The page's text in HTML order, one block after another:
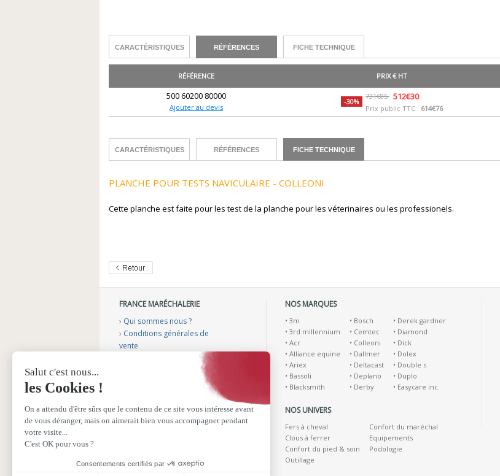
CARACTÉRISTIQUES RÉFÉRENCES FICHE TECHNIQUE
RÉFÉRENCE PRIX € HT
500 60200 80000
Ajouter au devis
-30%
731€85 512€30
Prix public TTC : 614€76
CARACTÉRISTIQUES RÉFÉRENCES FICHE TECHNIQUE
PLANCHE POUR TESTS NAVICULAIRE - COLLEONI
Cette planche est faite pour les test de la planche pour les véterinaires ou les professionels.
FRANCE MARÉCHALERIE
› Qui sommes nous ?
› Conditions générales de
vente
›Sélection aménagement
véhicule
NOS MARQUES
• 3m
• 3rd millennium
• Acr
• Alliance equine
• Ariex
• Bassoli
• Blacksmith
• Bosch
• Cemtec
• Colleoni
• Dallmer
• Deltacast
• Deplano
• Derby
• Derek gardner
• Diamond
• Dick
• Dolex
• Double s
• Duplo
• Easycare inc.
NOS UNIVERS
Fers à cheval
Clous à ferrer
Confort du pied & soin
Outillage
Confort du maréchal
Equipements
Podologie